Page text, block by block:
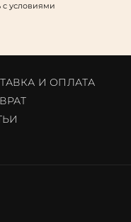
c условиями
И ОПЛАТА